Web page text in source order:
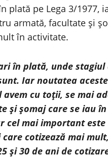
plată pe Lega 3/1977,
armată, facultate şi
în activitate.
în plată, unde
Iar noutatea
cu toţii, se mai
şi şomaj care se iau
cel mai important
cotizează mai
şi 30 de ani de